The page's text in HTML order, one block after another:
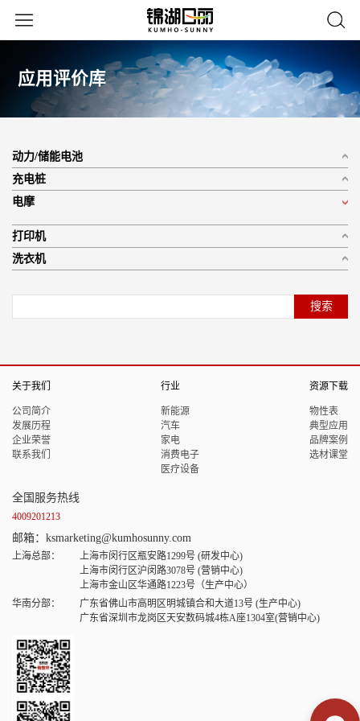
应用评价库
动力/储能电池
充电桩
电摩
打印机
洗衣机
搜索
关于我们
公司简介
发展历程
企业荣誉
联系我们
行业
新能源
汽车
家电
消费电子
医疗设备
资源下载
物性表
典型应用
品牌案例
选材课堂
全国服务热线
4009201213
邮箱：ksmarketing@kumhosunny.com
上海总部：
上海市闵行区瓶安路1299号 (研发中心)
上海市闵行区沪闵路3078号 (营销中心)
上海市金山区华通路1223号（生产中心）
华南分部：
广东省佛山市高明区明城镇合和大道13号 (生产中心)
广东省深圳市龙岗区天安数码城4栋A座1304室(营销中心)